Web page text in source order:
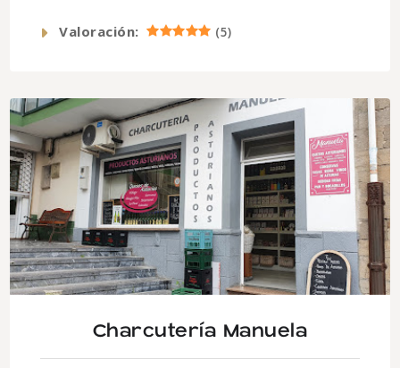
Valoración: (5)
Charcutería Manuela